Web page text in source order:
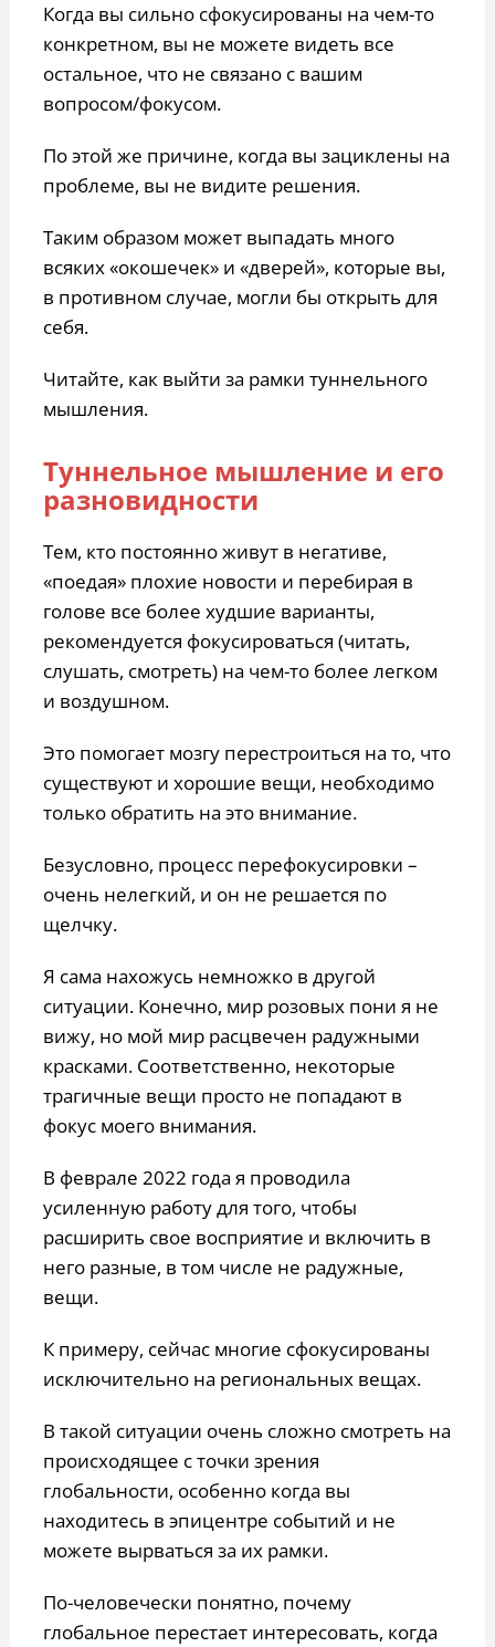
Когда вы сильно сфокусированы на чем-то
конкретном, вы не можете видеть все
остальное, что не связано с вашим
вопросом/фокусом.
По этой же причине, когда вы зациклены на
проблеме, вы не видите решения.
Таким образом может выпадать много
всяких «окошечек» и «дверей», которые вы,
в противном случае, могли бы открыть для
себя.
Читайте, как выйти за рамки туннельного
мышления.
Туннельное мышление и его
разновидности
Тем, кто постоянно живут в негативе,
«поедая» плохие новости и перебирая в
голове все более худшие варианты,
рекомендуется фокусироваться (читать,
слушать, смотреть) на чем-то более легком
и воздушном.
Это помогает мозгу перестроиться на то, что
существуют и хорошие вещи, необходимо
только обратить на это внимание.
Безусловно, процесс перефокусировки –
очень нелегкий, и он не решается по
щелчку.
Я сама нахожусь немножко в другой
ситуации. Конечно, мир розовых пони я не
вижу, но мой мир расцвечен радужными
красками. Соответственно, некоторые
трагичные вещи просто не попадают в
фокус моего внимания.
В феврале 2022 года я проводила
усиленную работу для того, чтобы
расширить свое восприятие и включить в
него разные, в том числе не радужные,
вещи.
К примеру, сейчас многие сфокусированы
исключительно на региональных вещах.
В такой ситуации очень сложно смотреть на
происходящее с точки зрения
глобальности, особенно когда вы
находитесь в эпицентре событий и не
можете вырваться за их рамки.
По-человечески понятно, почему
глобальное перестает интересовать, когда